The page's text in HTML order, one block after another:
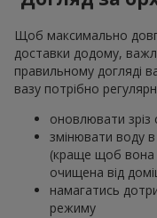
Щоб максимально
доставки додому,
правильному догляді
вазу потрібно
оновлювати зріз
змінювати воду в
(краще щоб вона
очищена від
намагатись
режиму